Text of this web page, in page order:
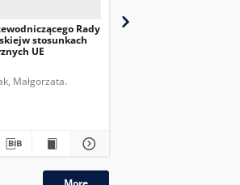
Rady
stosunkach
UE
Małgorzata.